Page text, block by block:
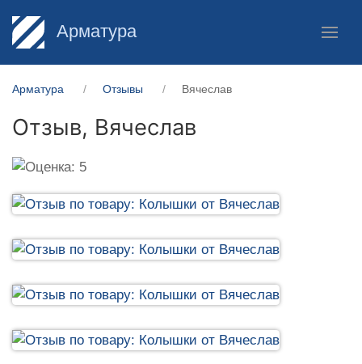
Арматура
Арматура Отзывы Вячеслав
Отзыв, Вячеслав